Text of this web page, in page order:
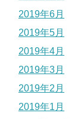
2019年6月
2019年5月
2019年4月
2019年3月
2019年2月
2019年1月